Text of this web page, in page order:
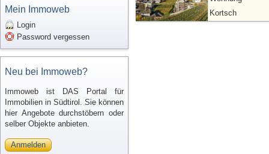
Mein Immoweb
Login
Password vergessen
Neu bei Immoweb?
Immoweb ist DAS Portal für
Immobilien in Südtirol. Sie können
hier Angebote durchstöbern oder
selber Objekte anbieten.
Anmelden
Kortsch